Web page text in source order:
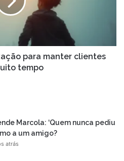
para manter clientes
tempo
Marcola: ‘Quem nunca pediu
a um amigo?
atrás